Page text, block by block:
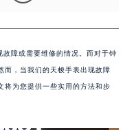
障或需要维修的情况。而对于钟
而，当我们的天梭手表出现故障
将为您提供一些实用的方法和步